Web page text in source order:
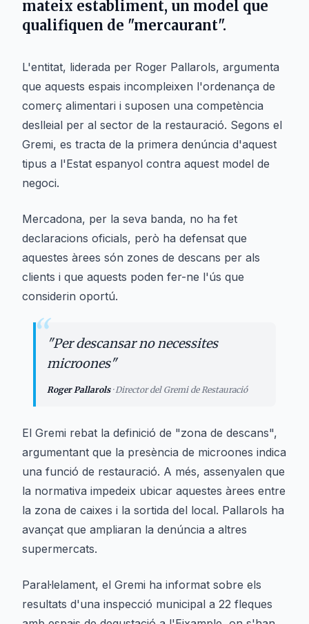
mateix establiment, un model que
qualifiquen de "mercaurant".
L'entitat, liderada per Roger Pallarols, argumenta
que aquests espais incompleixen l'ordenança de
comerç alimentari i suposen una competència
deslleial per al sector de la restauració. Segons el
Gremi, es tracta de la primera denúncia d'aquest
tipus a l'Estat espanyol contra aquest model de
negoci.
Mercadona, per la seva banda, no ha fet
declaracions oficials, però ha defensat que
aquestes àrees són zones de descans per als
clients i que aquests poden fer-ne l'ús que
considerin oportú.
“"Per descansar no necessites
microones"
Roger Pallarols·Director del Gremi de Restauració
El Gremi rebat la definició de "zona de descans",
argumentant que la presència de microones indica
una funció de restauració. A més, assenyalen que
la normativa impedeix ubicar aquestes àrees entre
la zona de caixes i la sortida del local. Pallarols ha
avançat que ampliaran la denúncia a altres
supermercats.
Paral·lelament, el Gremi ha informat sobre els
resultats d'una inspecció municipal a 22 fleques